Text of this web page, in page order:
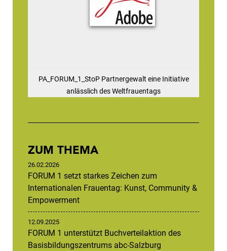
PA_FORUM_1_StoP Partnergewalt eine Initiative
anlässlich des Weltfrauentags
ZUM THEMA
26.02.2026
FORUM 1 setzt starkes Zeichen zum
Internationalen Frauentag: Kunst, Community &
Empowerment
12.09.2025
FORUM 1 unterstützt Buchverteilaktion des
Basisbildungszentrums abc-Salzburg